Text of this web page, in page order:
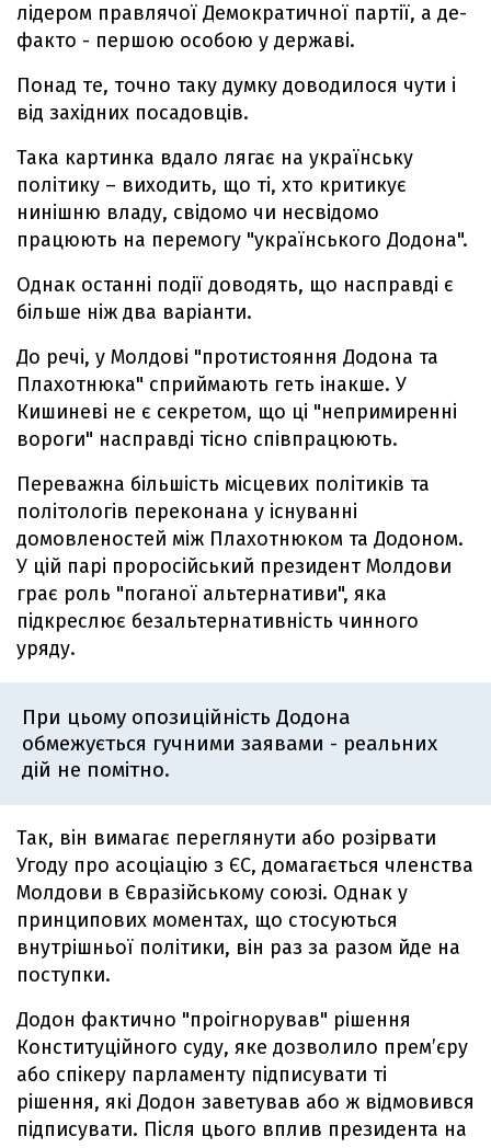
лідером правлячої Демократичної партії, а де-
факто - першою особою у державі.
Понад те, точно таку думку доводилося чути і
від західних посадовців.
Така картинка вдало лягає на українську
політику – виходить, що ті, хто критикує
нинішню владу, свідомо чи несвідомо
працюють на перемогу "українського Додона".
Однак останні події доводять, що насправді є
більше ніж два варіанти.
До речі, у Молдові "протистояння Додона та
Плахотнюка" сприймають геть інакше. У
Кишиневі не є секретом, що ці "непримиренні
вороги" насправді тісно співпрацюють.
Переважна більшість місцевих політиків та
політологів переконана у існуванні
домовленостей між Плахотнюком та Додоном.
У цій парі проросійський президент Молдови
грає роль "поганої альтернативи", яка
підкреслює безальтернативність чинного
уряду.
При цьому опозиційність Додона
обмежується гучними заявами - реальних
дій не помітно.
Так, він вимагає переглянути або розірвати
Угоду про асоціацію з ЄС, домагається членства
Молдови в Євразійському союзі. Однак у
принципових моментах, що стосуються
внутрішньої політики, він раз за разом йде на
поступки.
Додон фактично "проігнорував" рішення
Конституційного суду, яке дозволило прем’єру
або спікеру парламенту підписувати ті
рішення, які Додон заветував або ж відмовився
підписувати. Після цього вплив президента на